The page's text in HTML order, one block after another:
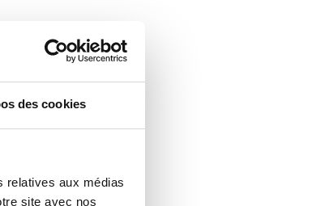
des cookies
relatives aux médias
site avec nos